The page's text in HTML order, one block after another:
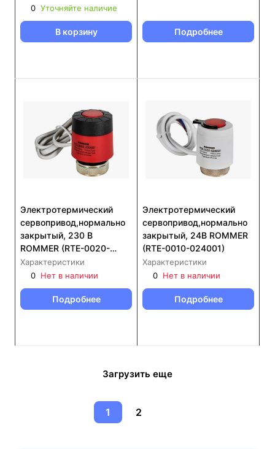
0 Уточняйте наличие
В корзину Подробнее
Электротермический
сервопривод,нормально
закрытый, 230 В
ROMMER (RTE-0020-
230001)
Характеристики
0 Нет в наличии
Подробнее
Электротермический
сервопривод,нормально
закрытый, 24В ROMMER
(RTE-0010-024001)
Характеристики
0 Нет в наличии
Подробнее
Загрузить еще
1 2